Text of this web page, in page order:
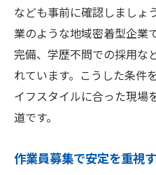
なども事前に確認しましょ
業のような地域密着型企業
完備、学歴不問での採用な
れています。こうした条件
イフスタイルに合った現場
道です。
作業員募集で安定を重視